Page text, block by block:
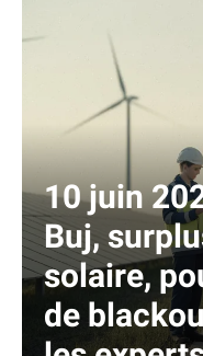
10 juin
Buj,
solaire,
de